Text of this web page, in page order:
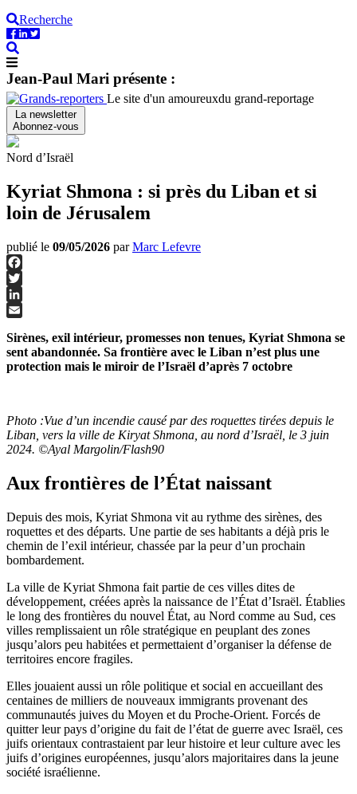
Recherche
Jean-Paul Mari présente :
Le site d'un amoureuxdu grand-reportage
La newsletter
Abonnez-vous
Nord d’Israël
Kyriat Shmona : si près du Liban et si
loin de Jérusalem
publié le 09/05/2026 parMarc Lefevre
Facebook
Twitter
LinkedIn
Sirènes, exil intérieur, promesses non tenues, Kyriat Shmona se
sent abandonnée. Sa frontière avec le Liban n’est plus une
protection mais le miroir de l’Israël d’après 7 octobre
Photo :Vue d’un incendie causé par des roquettes tirées depuis le
Liban, vers la ville de Kiryat Shmona, au nord d’Israël, le 3 juin
2024. ©Ayal Margolin/Flash90
Aux frontières de l’État naissant
Depuis des mois, Kyriat Shmona vit au rythme des sirènes, des
roquettes et des départs. Une partie de ses habitants a déjà pris le
chemin de l’exil intérieur, chassée par la peur d’un prochain
bombardement.
La ville de Kyriat Shmona fait partie de ces villes dites de
développement, créées après la naissance de l’État d’Israël. Établies
le long des frontières du nouvel État, au Nord comme au Sud, ces
villes remplissaient un rôle stratégique en peuplant des zones
jusqu’alors peu habitées et permettaient d’organiser la défense de
territoires encore fragiles.
Elles jouaient aussi un rôle politique et social en accueillant des
centaines de milliers de nouveaux immigrants provenant des
communautés juives du Moyen et du Proche-Orient. Forcés de
quitter leur pays d’origine du fait de l’état de guerre avec Israël, ces
juifs orientaux contrastaient par leur histoire et leur culture avec les
juifs d’origines européennes, jusqu’alors majoritaires dans la jeune
société israélienne.